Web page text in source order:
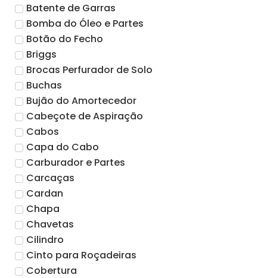
Batente de Garras
Bomba do Óleo e Partes
Botão do Fecho
Briggs
Brocas Perfurador de Solo
Buchas
Bujão do Amortecedor
Cabeçote de Aspiração
Cabos
Capa do Cabo
Carburador e Partes
Carcaças
Cardan
Chapa
Chavetas
Cilindro
Cinto para Roçadeiras
Cobertura